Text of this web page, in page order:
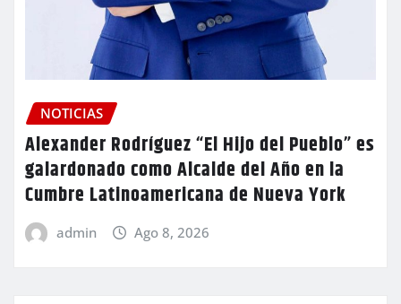
NOTICIAS
Alexander Rodríguez “El Hijo del Pueblo” es
galardonado como Alcalde del Año en la
Cumbre Latinoamericana de Nueva York
admin Ago 8, 2026